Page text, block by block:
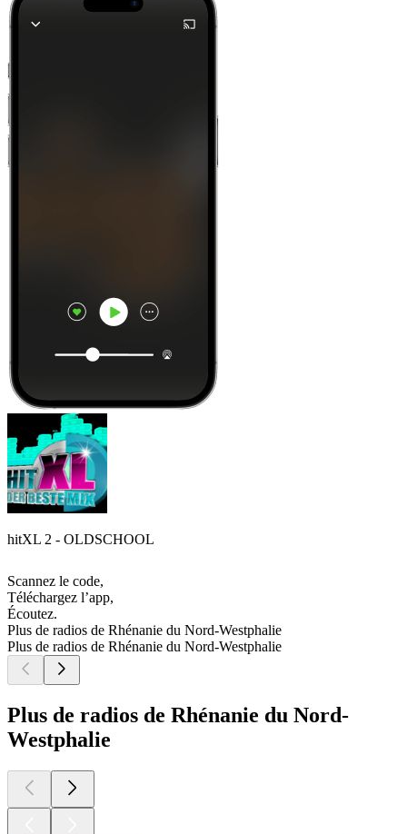
hitXL 2 - OLDSCHOOL
Scannez le code,
Téléchargez l’app,
Écoutez.
Plus de radios de Rhénanie du Nord-Westphalie
Plus de radios de Rhénanie du Nord-Westphalie
Plus de radios de Rhénanie du Nord-
Westphalie